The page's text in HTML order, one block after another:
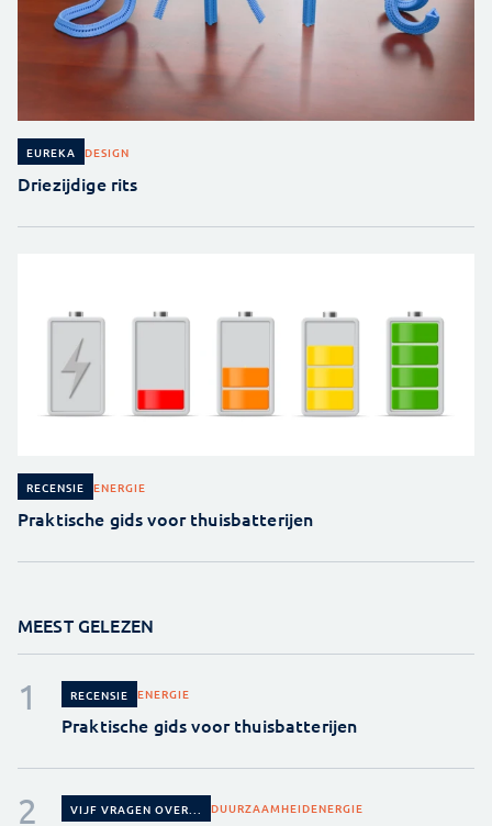
EUREKA DESIGN
Driezijdige rits
RECENSIE ENERGIE
Praktische gids voor thuisbatterijen
MEEST GELEZEN
RECENSIE ENERGIE
Praktische gids voor thuisbatterijen
VIJF VRAGEN OVER... DUURZAAMHEIDENERGIE